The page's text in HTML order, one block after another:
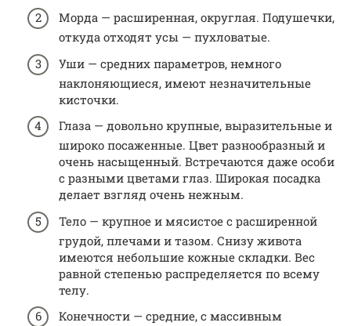
Морда — расширенная, округлая. Подушечки,
откуда отходят усы — пухловатые.
Уши — средних параметров, немного
наклоняющиеся, имеют незначительные
кисточки.
Глаза — довольно крупные, выразительные и
широко посаженные. Цвет разнообразный и
очень насыщенный. Встречаются даже особи
с разными цветами глаз. Широкая посадка
делает взгляд очень нежным.
Тело — крупное и мясистое с расширенной
грудой, плечами и тазом. Снизу живота
имеются небольшие кожные складки. Вес
равной степенью распределяется по всему
телу.
Конечности — средние, с массивным